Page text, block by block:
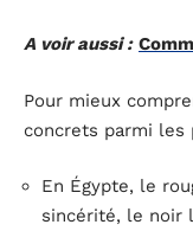
A voir aussi :
Pour mieux
concrets parmi les
En Égypte, le
sincérité, le noir